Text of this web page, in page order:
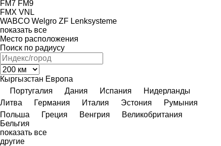
FM7 FM9
FMX VNL
WABCO Welgro ZF Lenksysteme
показать все
Место расположения
Поиск по радиусу
Кыргызстан Европа
Португалия
Дания Испания
Нидерланды
Литва
Германия Италия Эстония
Румыния
Польша
Греция Венгрия
Великобритания
Бельгия
показать все
другие